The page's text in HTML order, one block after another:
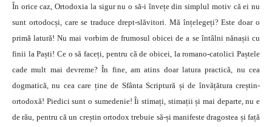
În orice caz, Ortodoxia la sigur nu o să-i învețe din simplul motiv că ei nu
sunt ortodocși, care se traduce drept-slăvitori. Mă înțelegeți? Este doar o
primă latură! Nu mai vorbim de frumosul obicei de a se întâlni nănașii cu
finii la Paști! Ce o să faceți, pentru că de obicei, la romano-catolici Paștele
cade mult mai devreme? În fine, am atins doar latura practică, nu cea
dogmatică, nu cea care ține de Sfânta Scriptură și de învățătura creștin-
ortodoxă! Piedici sunt o sumedenie! Îi stimați, stimații și mai departe, nu e
de rău, pentru că un creștin ortodox trebuie să-și manifeste dragostea și față